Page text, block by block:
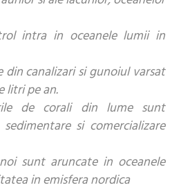
intra in oceanele lumii in
canalizari si gunoiul varsat
litri pe an.
de corali din lume sunt
si comercializare
sunt aruncate in oceanele
in emisfera nordica